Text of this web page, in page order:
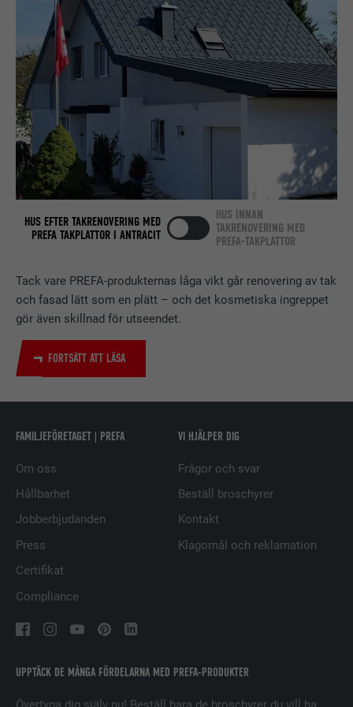
Tack vare PREFA-produkternas låga vikt går renovering av tak
och fasad lätt som en plätt – och det kosmetiska ingreppet
gör även skillnad för utseendet.
FORTSÄTT ATT LÄSA
HUS EFTER TAKRENOVERING MED
PREFA TAKPLATTOR I ANTRACIT
HUS INNAN
TAKRENOVERING MED
PREFA-TAKPLATTOR
UPPTÄCK DE MÅNGA FÖRDELARNA MED PREFA-PRODUKTER
FAMILJEFÖRETAGET | PREFA
Om oss
Hållbarhet
Jobberbjudanden
Press
Certifikat
Compliance
VI HJÄLPER DIG
Frågor och svar
Beställ broschyrer
Kontakt
Klagomål och reklamation
LEVERANTÖRER LinkedIn
PROCEDUR 2 år
ÄNDAMÅL
Används av den sociala
nätverkstjänsten LinkedIn för att
spåra användningen av inbäddade
tjänster.
EFTERNAMN bscookie
LEVERANTÖRER LinkedIn
Används av den sociala
nätverkstjänsten LinkedIn för att
spåra användningen av inbäddade
LEVERANTÖRER
ÄNDAMÅL
Används för att spåra besökare på
relevanta annonser baserat på
EFTERNAMN lidc